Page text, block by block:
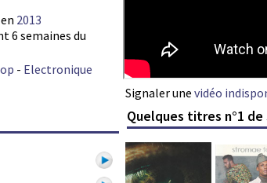
2013
6 semaines du
- Electronique
Signaler une vidéo
Quelques titres n°1